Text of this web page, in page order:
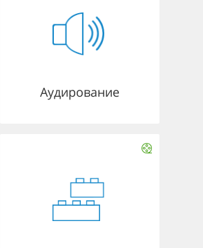
Аудирование